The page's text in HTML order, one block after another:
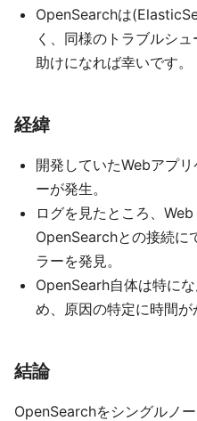
OpenSearchは
く、同様のトラブルシ
助けになれば幸いです。
経緯
開発していたWebアプ
ーが発生。
ログを見たところ、
OpenSearchとの接続に
ラーを発見。
OpenSearh自体は特に
め、原因の特定に時間が
結論
OpenSearchをシングルノ